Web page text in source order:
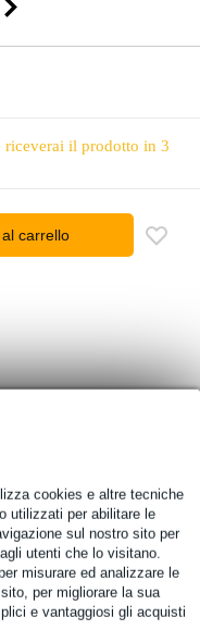
cookies e altre tecniche
utilizzati per abilitare le
sul nostro sito per
utenti che lo visitano.
misurare ed analizzare le
per migliorare la sua
e vantaggiosi gli acquisti
riceverai il prodotto in 3
al carrello